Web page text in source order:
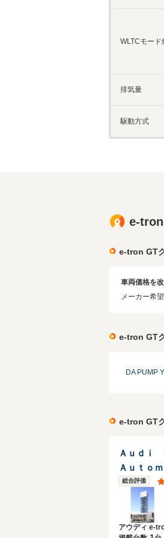
WLTCモード
排気量
駆動方式
e-tron
e-tron GT
車両価格を
メーカー希
e-tron GT
DA PUMP
e-tron GT
Ａｕｄｉ
Ａｕｔｏ
総合評価
アウディ e-